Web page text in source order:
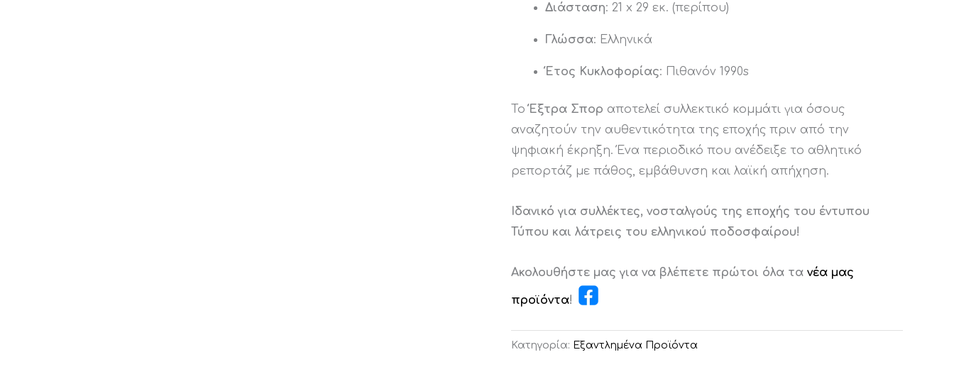
Διάσταση: 21 x 29 εκ. (περίπου)
Γλώσσα: Ελληνικά
Έτος Κυκλοφορίας: Πιθανόν 1990s
ΤοΈξτρα Σπορ αποτελεί συλλεκτικό κομμάτι για όσους
αναζητούν την αυθεντικότητα της εποχής πριν από την
ψηφιακή έκρηξη. Ένα περιοδικό που ανέδειξε το αθλητικό
ρεπορτάζ με πάθος, εμβάθυνση και λαϊκή απήχηση.
Ιδανικό για συλλέκτες, νοσταλγούς της εποχής του έντυπου
Τύπου και λάτρεις του ελληνικού ποδοσφαίρου!
Ακολουθήστε μας για να βλέπετε πρώτοι όλα τα νέα μας
προϊόντα!
Κατηγορία: Εξαντλημένα Προϊόντα